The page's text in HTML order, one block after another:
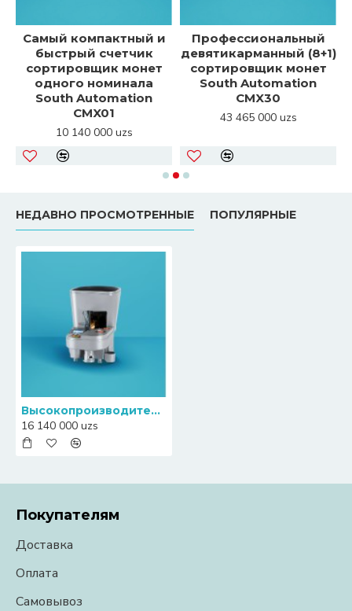
Самый компактный и
быстрый счетчик
сортировщик монет
одного номинала
South Automation
CMX01
10 140 000 uzs
Профессиональный
девятикарманный (8+1)
сортировщик монет
South Automation
CMX30
43 465 000 uzs
НЕДАВНО ПРОСМОТРЕННЫЕ ПОПУЛЯРНЫЕ
Высокопроизводительный счетчик сортировщик монет одного номинала South Automation CMX02
16 140 000 uzs
Покупателям
Доставка
Оплата
Самовывоз